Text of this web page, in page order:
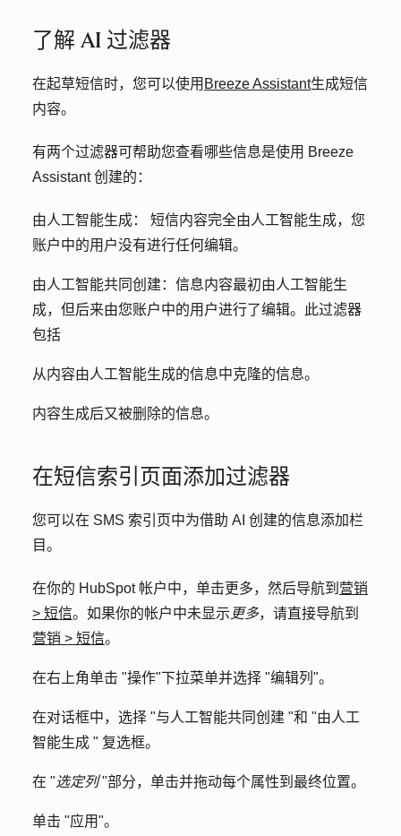
了解 AI 过滤器
在起草短信时，您可以使用 Breeze Assistant生成短信
内容。
有两个过滤器可帮助您查看哪些信息是使用 Breeze
Assistant 创建的：
由人工智能生成： 短信内容完全由人工智能生成，您
账户中的用户没有进行任何编辑。
由人工智能共同创建： 信息内容最初由人工智能生
成，但后来由您账户中的用户进行了编辑。此过滤器
包括
从内容由人工智能生成的信息中克隆的信息。
内容生成后又被删除的信息。
在短信索引页面添加过滤器
您可以在 SMS 索引页中为借助 AI 创建的信息添加栏
目。
在你的 HubSpot 帐户中，单击更多，然后导航到 营销
> 短信。如果你的帐户中未显示 更多，请直接导航到
营销 > 短信。
在右上角单击 "操作"下拉菜单并选择 "编辑列 "。
在对话框中，选择 "与人工智能共同创建 "和 "由人工
智能生成 " 复选框。
在 "选定列"部分，单击并拖动每个属性到最终位置。
单击 "应用"。